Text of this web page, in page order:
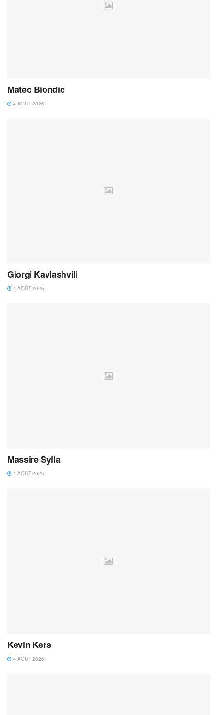
Mateo Biondic
4 AOÛT 2026
Giorgi Kavlashvili
4 AOÛT 2026
Massire Sylla
4 AOÛT 2026
Kevin Kers
4 AOÛT 2026